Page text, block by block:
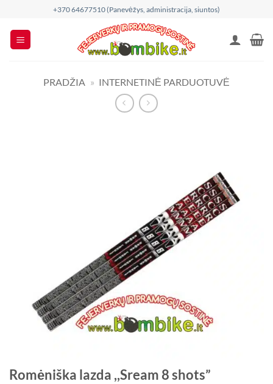
content
+370 64677510 (Panevėžys, administracija, siuntos)
PRADŽIA » INTERNETINĖ PARDUOTUVĖ
Romėniška lazda ,,Sream 8 shots”